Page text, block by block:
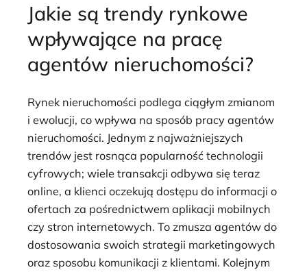
Jakie są trendy rynkowe
wpływające na pracę
agentów nieruchomości?
Rynek nieruchomości podlega ciągłym zmianom
i ewolucji, co wpływa na sposób pracy agentów
nieruchomości. Jednym z najważniejszych
trendów jest rosnąca popularność technologii
cyfrowych; wiele transakcji odbywa się teraz
online, a klienci oczekują dostępu do informacji o
ofertach za pośrednictwem aplikacji mobilnych
czy stron internetowych. To zmusza agentów do
dostosowania swoich strategii marketingowych
oraz sposobu komunikacji z klientami. Kolejnym